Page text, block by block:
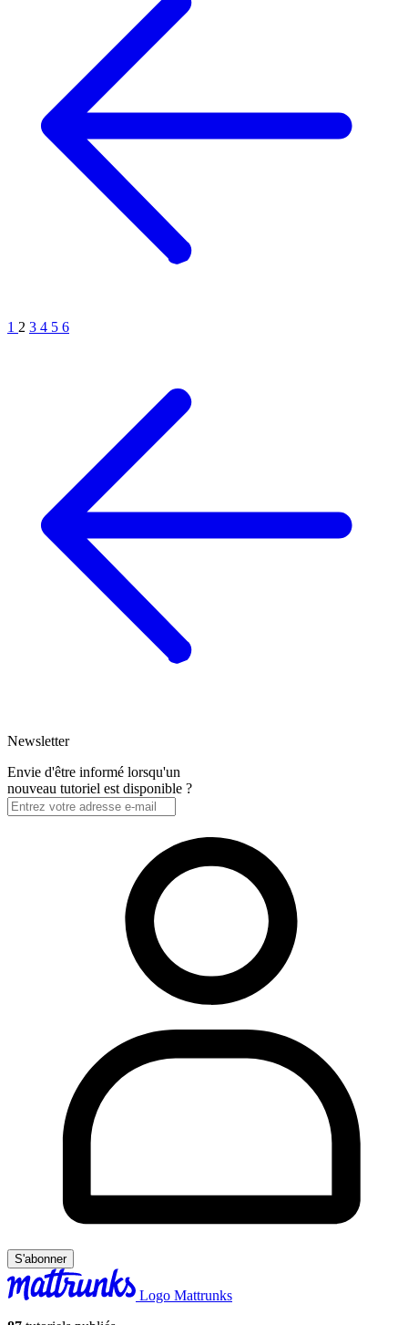
1 2 3 4 5 6
Newsletter
Envie d'être informé lorsqu'un
nouveau tutoriel est disponible ?
S'abonner
Logo Mattrunks